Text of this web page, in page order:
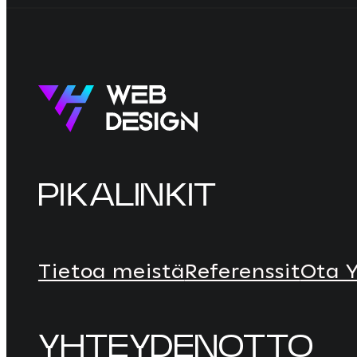
PIKALINKIT
Tietoa meistäReferenssitOta
YHTEYDENOTTO